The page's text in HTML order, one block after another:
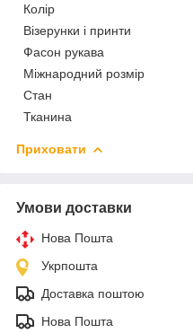
Колір
Візерунки і принти
Фасон рукава
Міжнародний розмір
Стан
Тканина
Приховати
Умови доставки
Нова Пошта
Укрпошта
Доставка поштою
Нова Пошта